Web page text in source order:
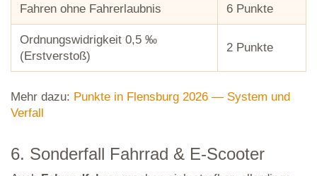
Fahren ohne Fahrerlaubnis 6 Punkte
Ordnungswidrigkeit 0,5 ‰
(Erstverstoß)
2 Punkte
Mehr dazu: Punkte in Flensburg 2026 — System und
Verfall
6. Sonderfall Fahrrad & E-Scooter